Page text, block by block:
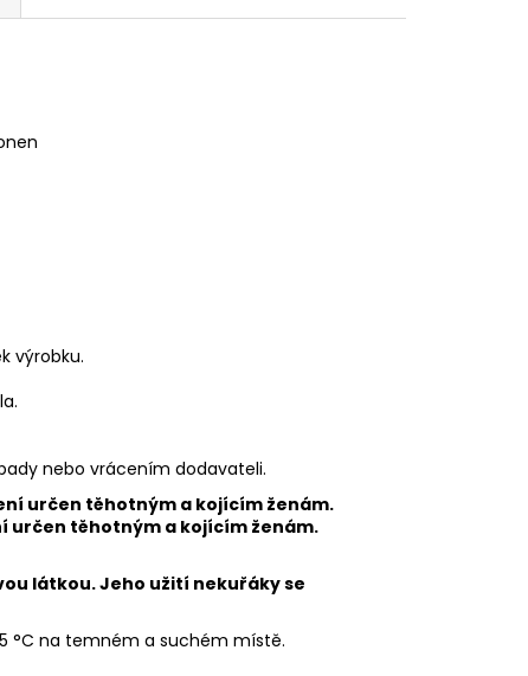
výrobku.
nebo vrácením dodavateli.
určen těhotným a kojícím ženám.
látkou. Jeho užití nekuřáky se
°C na temném a suchém místě.